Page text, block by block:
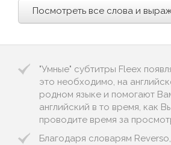
Посмотреть все слова и
"Умные" субтитры Fleex
это необходимо, на
родном языке и помогают
английский в то время, как
проводите время за
Благодаря словарям